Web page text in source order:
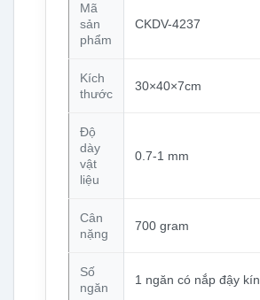
Mã
sản
phẩm
CKDV-4237
Kích
thước
30×40×7cm
Độ
dày
vật
liệu
0.7-1 mm
Cân
nặng
700 gram
Số
ngăn
1 ngăn có nắp đậy kín